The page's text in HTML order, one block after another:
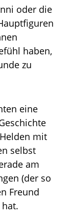
oder die
haben,
zu
eine
mit
selbst
am
(der so
Freund